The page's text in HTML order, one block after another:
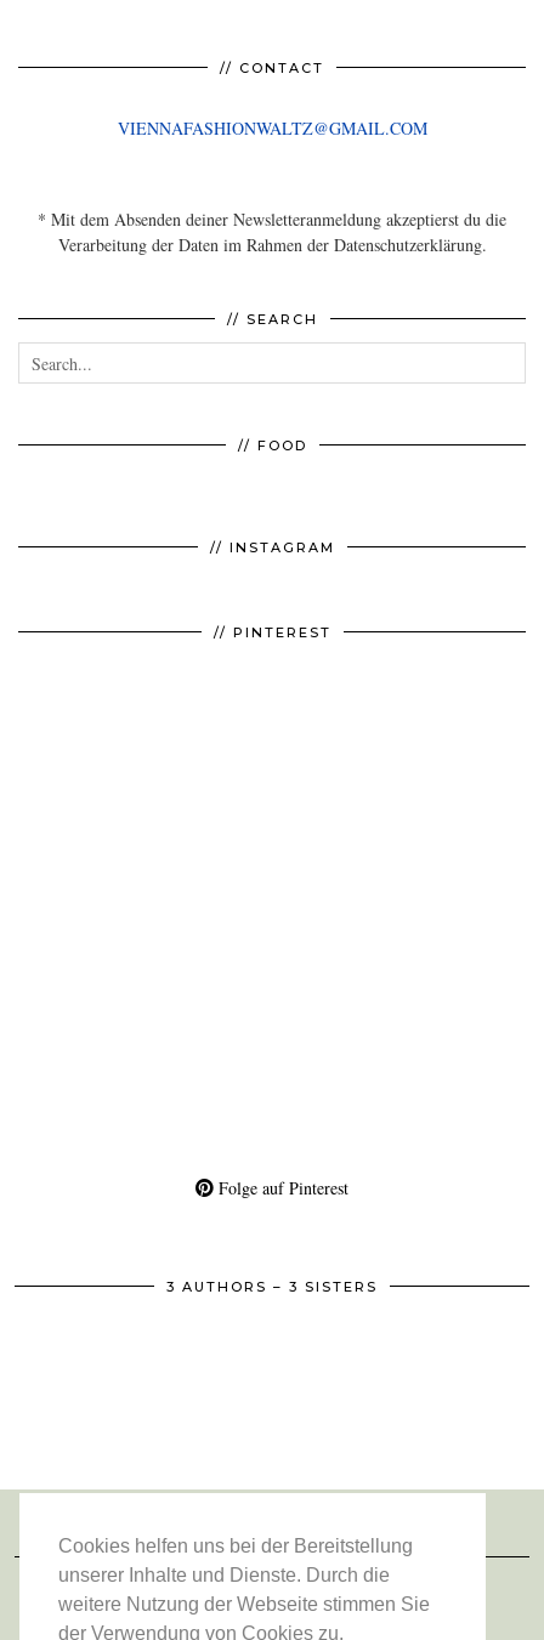
Cookies helfen uns bei der Bereitstellung
unserer Inhalte und Dienste. Durch die
weitere Nutzung der Webseite stimmen Sie
der Verwendung von Cookies zu.
// CONTACT
VIENNAFASHIONWALTZ@GMAIL.COM
* Mit dem Absenden deiner Newsletteranmeldung akzeptierst du die
Verarbeitung der Daten im Rahmen der Datenschutzerklärung.
// SEARCH
// FOOD
// INSTAGRAM
// PINTEREST
Folge auf Pinterest
3 AUTHORS – 3 SISTERS
FOLGE UNS